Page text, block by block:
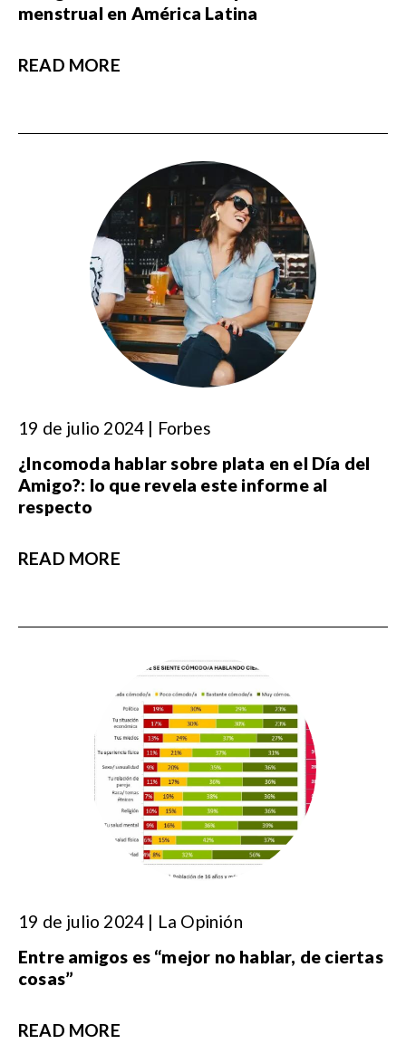
menstrual en América Latina
READ MORE
19 de julio 2024 | Forbes
¿Incomoda hablar sobre plata en el Día del
Amigo?: lo que revela este informe al
respecto
READ MORE
19 de julio 2024 | La Opinión
Entre amigos es “mejor no hablar, de ciertas
cosas”
READ MORE